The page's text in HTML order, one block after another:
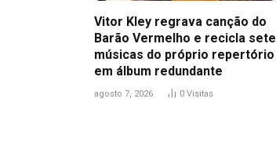
Vitor Kley regrava canção do
Barão Vermelho e recicla sete
músicas do próprio repertório
em álbum redundante
agosto 7, 2026 0 Visitas